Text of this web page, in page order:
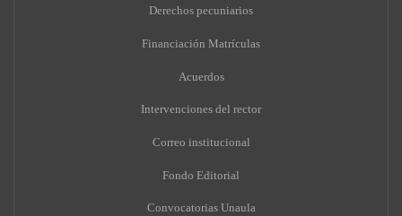
Derechos pecuniarios
Financiación Matrículas
Acuerdos
Intervenciones del rector
Correo institucional
Fondo Editorial
Convocatorias Unaula